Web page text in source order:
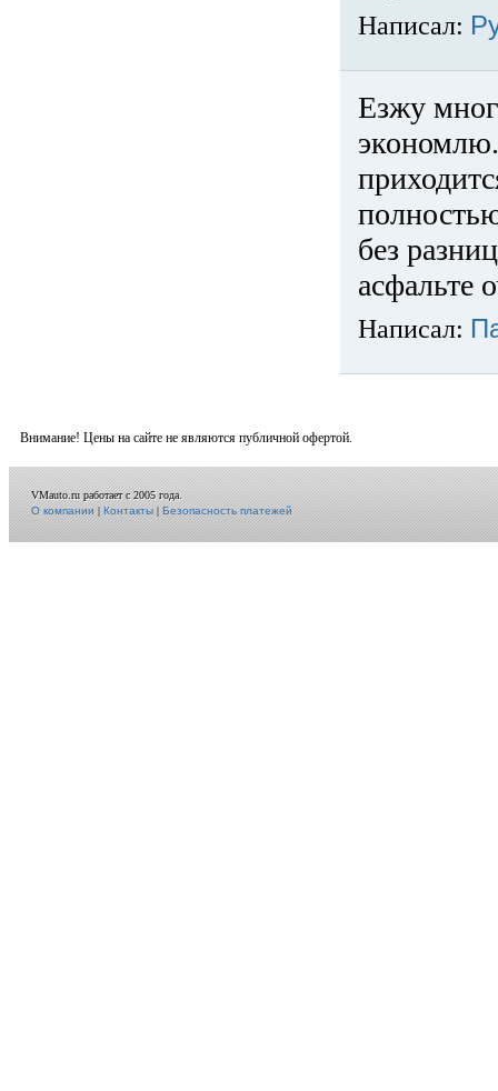
Написал:
Езжу
без
асфальте
Написал:
Внимание! Цены на сайте не являются публичной офертой.
VMauto.ru работает с 2005 года.
О компании|Контакты|Безопасность платежей